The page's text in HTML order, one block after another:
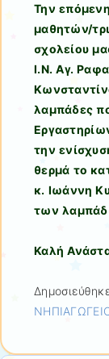
Την
μαθητών/
σχολείου
Ι.Ν. Αγ.
λαμπάδες
την
θερμά το
κ. Ιωάννη
των
Καλή